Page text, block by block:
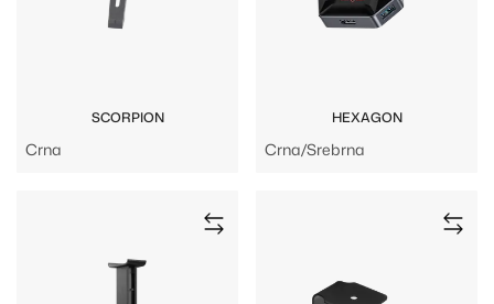
SCORPION
Crna
HEXAGON
Crna/Srebrna